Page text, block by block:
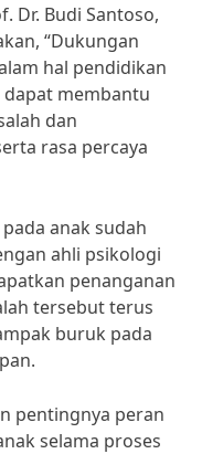
Dr. Budi Santoso,
“Dukungan
hal pendidikan
membantu
dan
rasa percaya
anak sudah
ahli psikologi
penanganan
tersebut terus
buruk pada
pentingnya peran
selama proses